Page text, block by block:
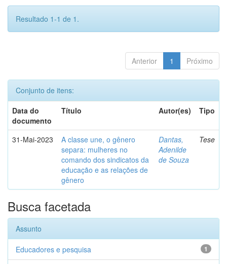
Resultado 1-1 de 1.
Anterior 1 Próximo
Conjunto de itens:
Data do
documento
Título Autor(es) Tipo
31-Mai-2023
A classe une, o gênero
separa: mulheres no
comando dos sindicatos da
educação e as relações de
gênero
Dantas,
Adenilde
de Souza
Tese
Busca facetada
Assunto
1
Educadores e pesquisa